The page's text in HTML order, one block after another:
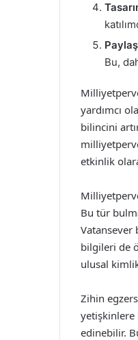
Bu,
yardımcı
bilincini
etkinlik
Bu tür
Vatansever
bilgileri de
ulusal
Zihin
yetişkinlere
edinebilir.